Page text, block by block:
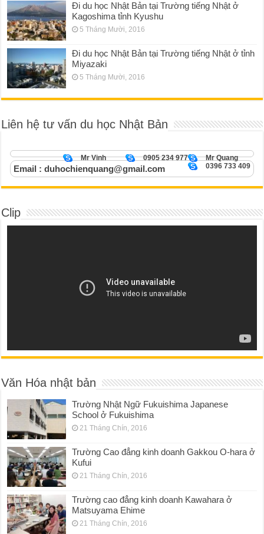
Đi du học Nhật Bản tại Trường tiếng Nhật ở
Kagoshima tỉnh Kyushu
5 Tháng Mười, 2016
Đi du học Nhật Bản tại Trường tiếng Nhật ở tỉnh
Miyazaki
5 Tháng Mười, 2016
Liên hệ tư vấn du học Nhật Bản
Mr Quang
0905 234 977
Mr Vinh
0396 733 409
Email : duhochienquang@gmail.com
Clip
Văn Hóa nhật bản
Trường Nhật Ngữ Fukuishima Japanese
School ở Fukuishima
21 Tháng Chín, 2016
Trường Cao đẳng kinh doanh Gakkou O-hara ở
Kufui
21 Tháng Chín, 2016
Trường cao đẳng kinh doanh Kawahara ở
Matsuyama Ehime
21 Tháng Chín, 2016